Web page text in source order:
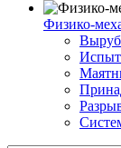
Физико-